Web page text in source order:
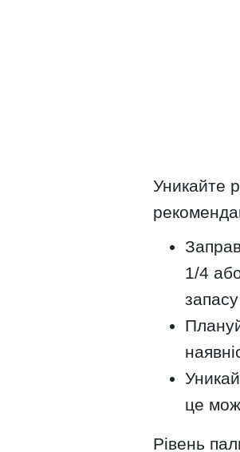
Уникайте
1/4
це
Рівень